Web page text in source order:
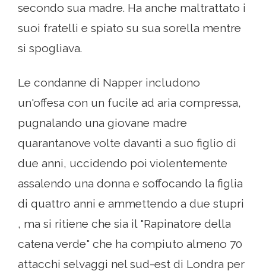
secondo sua madre. Ha anche maltrattato i
suoi fratelli e spiato su sua sorella mentre
si spogliava.
Le condanne di Napper includono
un'offesa con un fucile ad aria compressa,
pugnalando una giovane madre
quarantanove volte davanti a suo figlio di
due anni, uccidendo poi violentemente
assalendo una donna e soffocando la figlia
di quattro anni e ammettendo a due stupri
, ma si ritiene che sia il "Rapinatore della
catena verde" che ha compiuto almeno 70
attacchi selvaggi nel sud-est di Londra per